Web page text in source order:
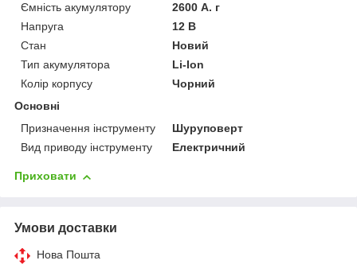
Ємність акумулятору
2600 А. г
Напруга
12 В
Стан
Новий
Тип акумулятора
Li-Ion
Колір корпусу
Чорний
Основні
Призначення інструменту
Шуруповерт
Вид приводу інструменту
Електричний
Приховати
Умови доставки
Нова Пошта